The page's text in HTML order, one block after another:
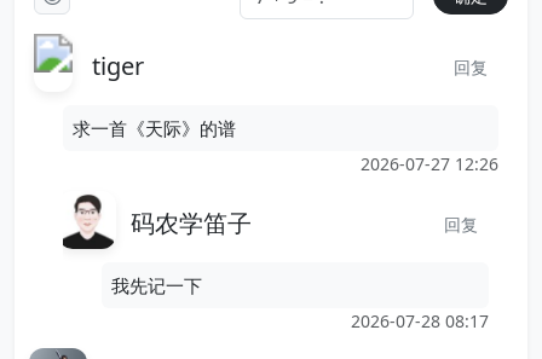
tiger 回复
求一首《天际》的谱
2026-07-27 12:26
码农学笛子 回复
我先记一下
2026-07-28 08:17